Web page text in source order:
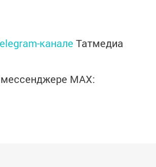
канале Татмедиа
мессенджере MАХ: